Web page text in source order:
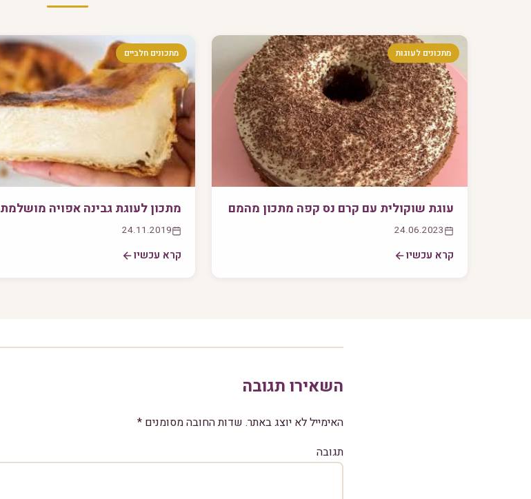
מתכונים לעוגות
עוגת שוקולית עם קרם נס קפה מתכון מהמם
24.06.2023
קרא עכשיו
מתכונים חלביים
מתכון לעוגת גבינה אפויה מושלמת
24.11.2019
קרא עכשיו
השאירו תגובה
האימייל לא יוצג באתר. שדות החובה מסומנים *
תגובה